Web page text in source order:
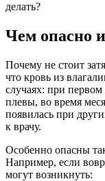
делать?
Чем опасно
Почему не стоит
что кровь из
случаях: при
плевы, во время
появилась при
к врачу.
Особенно опасны
Например, если
могут возникнуть: